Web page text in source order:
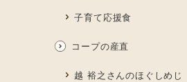
子育て応援食
コープの産直
越 裕之さんのほぐしめじ